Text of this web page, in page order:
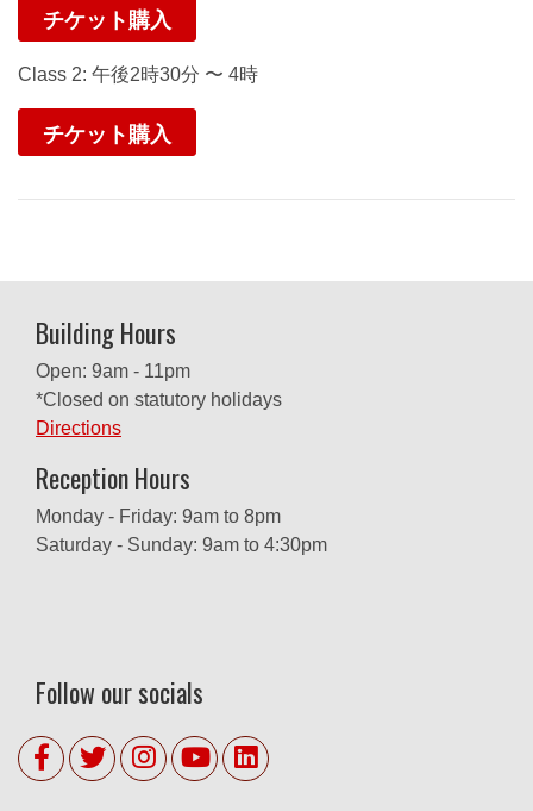
チケット購入
Class 2: 午後2時30分 〜 4時
チケット購入
Building Hours
Open: 9am - 11pm
*Closed on statutory holidays
Directions
Reception Hours
Monday - Friday: 9am to 8pm
Saturday - Sunday: 9am to 4:30pm
Follow our socials